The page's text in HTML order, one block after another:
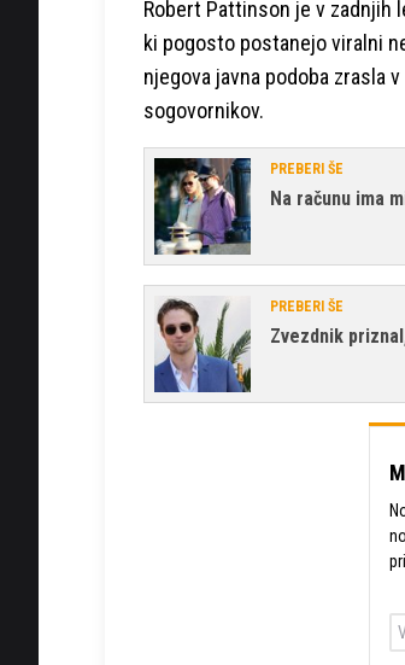
Robert Pattinson je v zadnjih
ki pogosto postanejo viralni
njegova javna podoba zrasla
sogovornikov.
PREBERI ŠE
Na računu ima
PREBERI ŠE
Zvezdnik